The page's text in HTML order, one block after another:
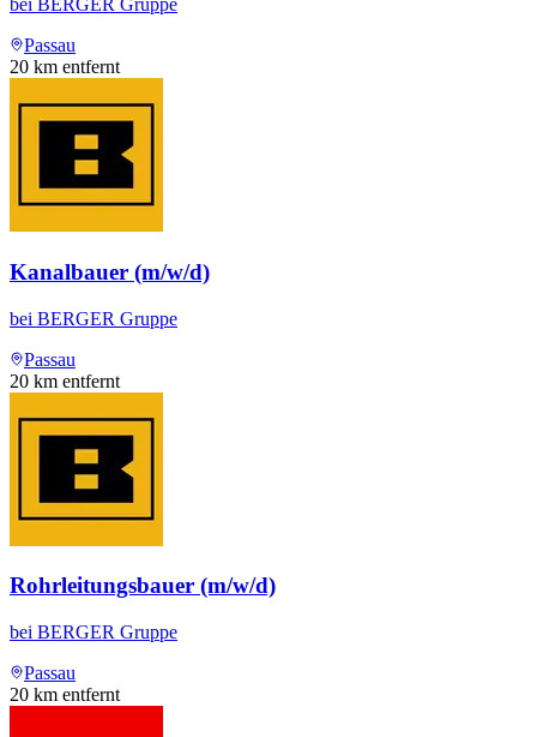
bei BERGER Gruppe
Passau
20 km entfernt
Kanalbauer (m/w/d)
bei BERGER Gruppe
Passau
20 km entfernt
Rohrleitungsbauer (m/w/d)
bei BERGER Gruppe
Passau
20 km entfernt